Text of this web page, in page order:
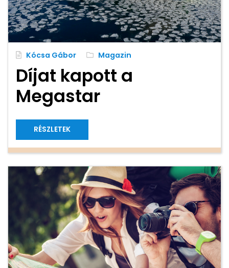
Kócsa Gábor Magazin
Díjat kapott a
Megastar
RÉSZLETEK